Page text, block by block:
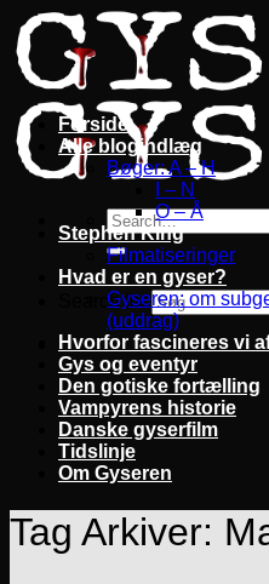
Fortsæt
til
indhold
Search for:
Forside
Alle blogindlæg
Bøger: A – H
I – N
O – Å
Stephen King
Filmatiseringer
Hvad er en gyser?
Gyseren: om
(uddrag)
Hvorfor fascineres vi
Gys og eventyr
Den gotiske fortælling
Vampyrens historie
Danske gyserfilm
Tidslinje
Om Gyseren
Tag Arkiver: